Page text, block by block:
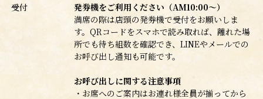
受付
発券機をご利用ください（AM10:00～）
満席の際は店頭の発券機で受付をお願いしま
す。QRコードをスマホで読み取れば、離れた場
所でも待ち組数を確認でき、LINEやメールでの
お呼び出し通知も可能です。
お呼び出しに関する注意事項
・お席へのご案内はお連れ様全員が揃ってから